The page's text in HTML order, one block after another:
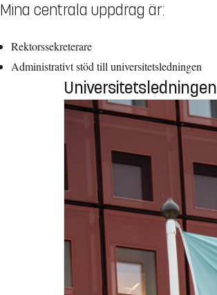
Mina centrala uppdrag är:
Rektorssekreterare
Administrativt stöd till universitetsledningen
Universitetsledningen